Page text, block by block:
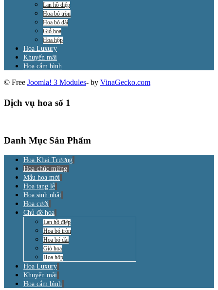
Lan hồ điệp
Hoa bó tròn
Hoa bó dài
Giỏ hoa
Hoa hộp
Hoa Luxury
Khuyến mãi
Hoa cắm bình
© Free Joomla! 3 Modules- by VinaGecko.com
Dịch vụ hoa số 1
Danh Mục Sản Phẩm
Hoa Khai Trương
Hoa chúc mừng
Mẫu hoa mới
Hoa tang lễ
Hoa sinh nhật
Hoa cưới
Chủ đề hoa
Lan hồ điệp
Hoa bó tròn
Hoa bó dài
Giỏ hoa
Hoa hộp
Hoa Luxury
Khuyến mãi
Hoa cắm bình